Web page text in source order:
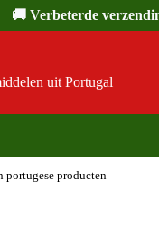
🚚 Verbeterde
uit Portugal
portugese producten